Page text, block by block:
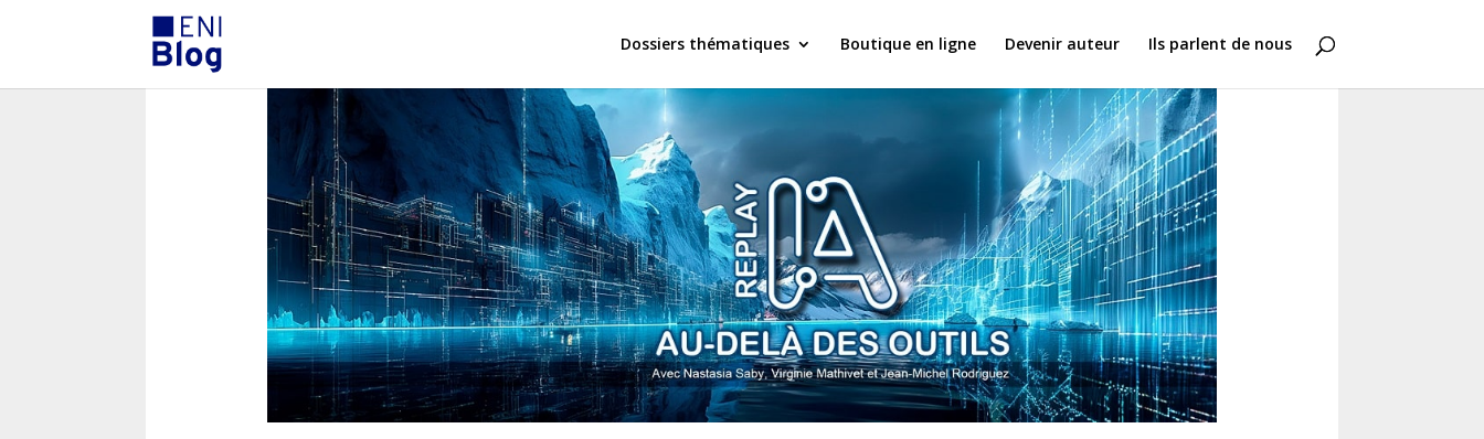
Dossiers thématiques Boutique en ligne Devenir auteur Ils parlent de nous